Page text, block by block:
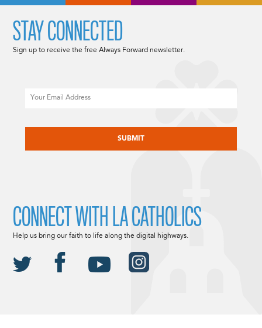
STAY CONNECTED
Sign up to receive the free Always Forward newsletter.
CONNECT WITH LA CATHOLICS
Help us bring our faith to life along the digital highways.